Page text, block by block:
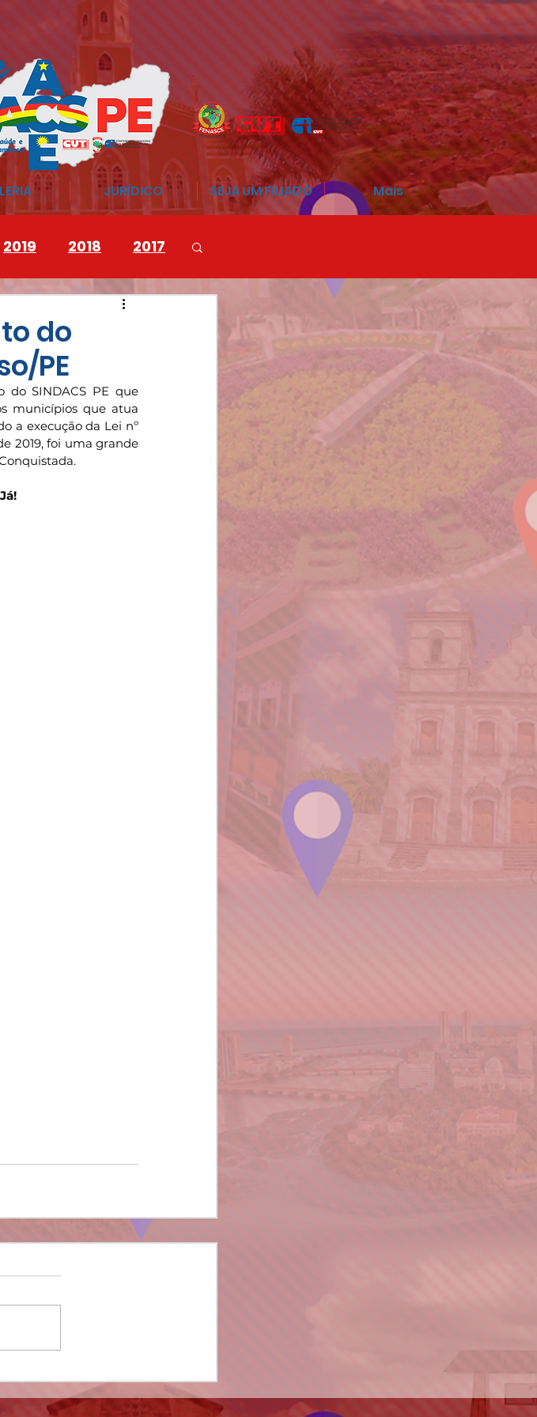
JURÍDICO SEJA UM FILIADO Mais
2019 2018 2017
do
PE
do SINDACS PE que
municípios que atua
a execução da Lei nº
2019, foi uma grande